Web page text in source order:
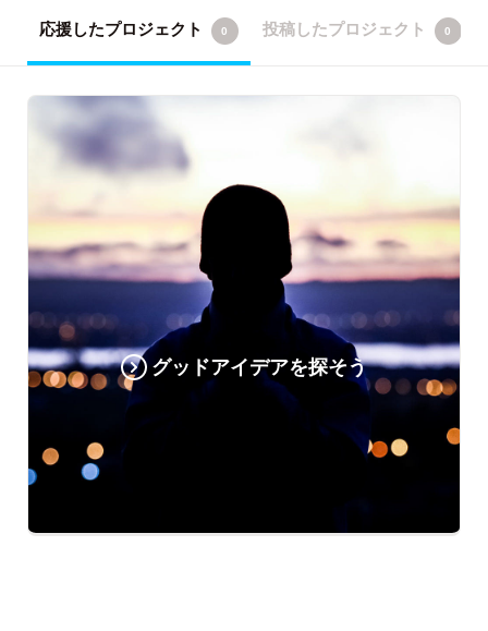
応援したプロジェクト 0 投稿したプロジェクト 0
グッドアイデアを探そう